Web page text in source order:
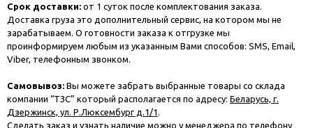
Срок доставки: от 1 суток после комплектования заказа.
Доставка груза это дополнительный сервис, на котором мы не
зарабатываем. О готовности заказа к отгрузке мы
проинформируем любым из указанным Вами способов: SMS, Email,
Viber, телефонным звонком.
Самовывоз: Вы можете забрать выбранные товары со склада
компании “ТЗС” который располагается по адресу: Беларусь, г.
Дзержинск, ул. Р.Люксембург д.1/1
Сделать заказ и узнать наличие можно у менеджера по телефону